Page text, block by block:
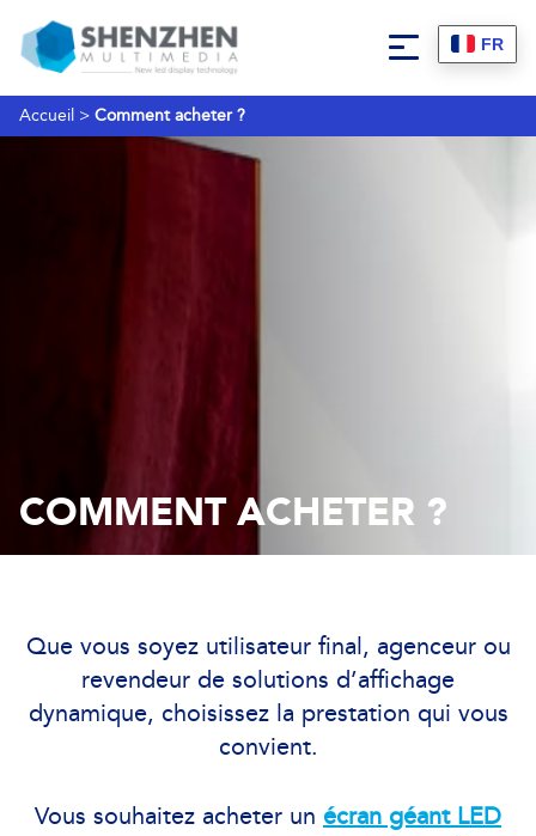
FR
Accueil > Comment acheter ?
COMMENT ACHETER ?
Que vous soyez utilisateur final, agenceur ou
revendeur de solutions d’affichage
dynamique, choisissez la prestation qui vous
convient.
Vous souhaitez acheter un écran géant LED